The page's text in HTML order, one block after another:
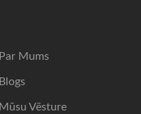
Par Mums
Blogs
Mūsu Vēsture